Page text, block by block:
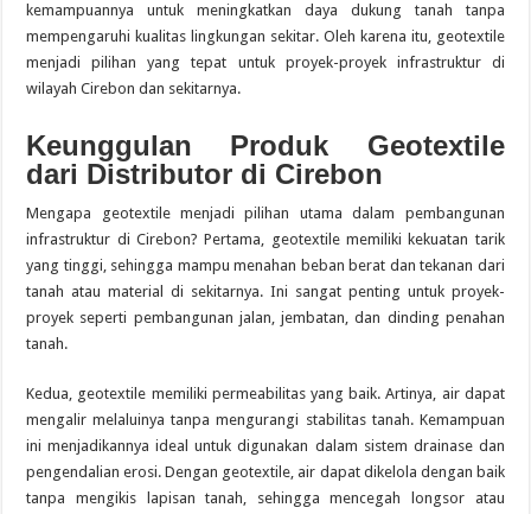
kemampuannya untuk meningkatkan daya dukung tanah tanpa
mempengaruhi kualitas lingkungan sekitar. Oleh karena itu, geotextile
menjadi pilihan yang tepat untuk proyek-proyek infrastruktur di
wilayah Cirebon dan sekitarnya.
Keunggulan Produk Geotextile
dari Distributor di Cirebon
Mengapa geotextile menjadi pilihan utama dalam pembangunan
infrastruktur di Cirebon? Pertama, geotextile memiliki kekuatan tarik
yang tinggi, sehingga mampu menahan beban berat dan tekanan dari
tanah atau material di sekitarnya. Ini sangat penting untuk proyek-
proyek seperti pembangunan jalan, jembatan, dan dinding penahan
tanah.
Kedua, geotextile memiliki permeabilitas yang baik. Artinya, air dapat
mengalir melaluinya tanpa mengurangi stabilitas tanah. Kemampuan
ini menjadikannya ideal untuk digunakan dalam sistem drainase dan
pengendalian erosi. Dengan geotextile, air dapat dikelola dengan baik
tanpa mengikis lapisan tanah, sehingga mencegah longsor atau